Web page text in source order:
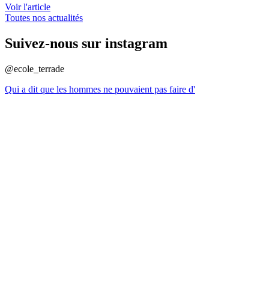
Voir l'article
Toutes nos actualités
Suivez-nous sur instagram
@ecole_terrade
Qui a dit que les hommes ne pouvaient pas faire d'